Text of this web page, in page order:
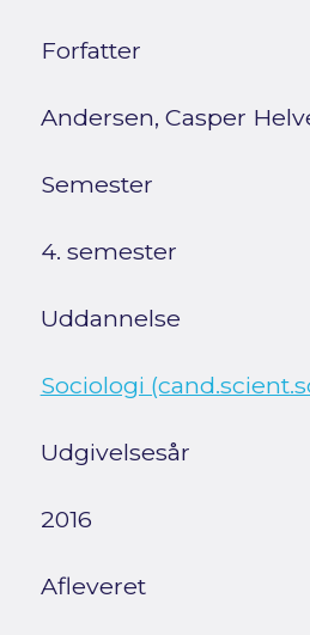
Forfatter
Andersen, Casper
Semester
4. semester
Uddannelse
Sociologi
Udgivelsesår
2016
Afleveret